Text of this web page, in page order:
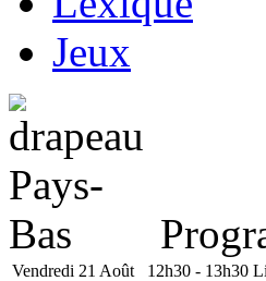
Jeux
Vendredi 21 Août 12h30 - 13h30